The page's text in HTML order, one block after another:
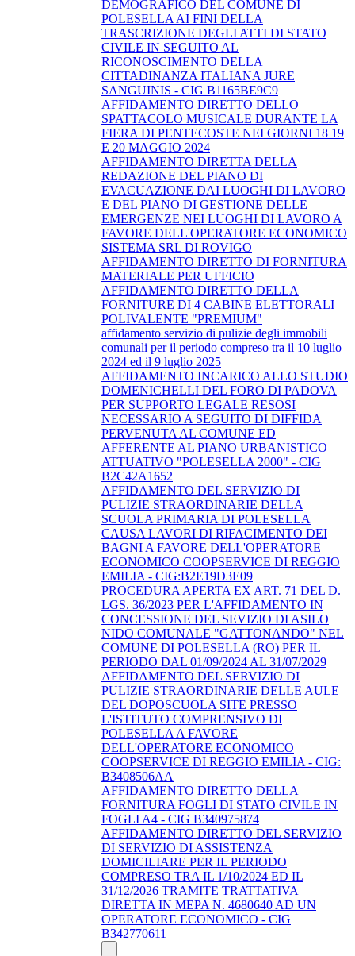
DEMOGRAFICO DEL COMUNE DI
POLESELLA AI FINI DELLA
TRASCRIZIONE DEGLI ATTI DI STATO
CIVILE IN SEGUITO AL
RICONOSCIMENTO DELLA
CITTADINANZA ITALIANA JURE
SANGUINIS - CIG B1165BE9C9
AFFIDAMENTO DIRETTO DELLO
SPATTACOLO MUSICALE DURANTE LA
FIERA DI PENTECOSTE NEI GIORNI 18 19
E 20 MAGGIO 2024
AFFIDAMENTO DIRETTA DELLA
REDAZIONE DEL PIANO DI
EVACUAZIONE DAI LUOGHI DI LAVORO
E DEL PIANO DI GESTIONE DELLE
EMERGENZE NEI LUOGHI DI LAVORO A
FAVORE DELL'OPERATORE ECONOMICO
SISTEMA SRL DI ROVIGO
AFFIDAMENTO DIRETTO DI FORNITURA
MATERIALE PER UFFICIO
AFFIDAMENTO DIRETTO DELLA
FORNITURE DI 4 CABINE ELETTORALI
POLIVALENTE "PREMIUM"
affidamento servizio di pulizie degli immobili
comunali per il periodo compreso tra il 10 luglio
2024 ed il 9 luglio 2025
AFFIDAMENTO INCARICO ALLO STUDIO
DOMENICHELLI DEL FORO DI PADOVA
PER SUPPORTO LEGALE RESOSI
NECESSARIO A SEGUITO DI DIFFIDA
PERVENUTA AL COMUNE ED
AFFERENTE AL PIANO URBANISTICO
ATTUATIVO "POLESELLA 2000" - CIG
B2C42A1652
AFFIDAMENTO DEL SERVIZIO DI
PULIZIE STRAORDINARIE DELLA
SCUOLA PRIMARIA DI POLESELLA
CAUSA LAVORI DI RIFACIMENTO DEI
BAGNI A FAVORE DELL'OPERATORE
ECONOMICO COOPSERVICE DI REGGIO
EMILIA - CIG:B2E19D3E09
PROCEDURA APERTA EX ART. 71 DEL D.
LGS. 36/2023 PER L'AFFIDAMENTO IN
CONCESSIONE DEL SEVIZIO DI ASILO
NIDO COMUNALE "GATTONANDO" NEL
COMUNE DI POLESELLA (RO) PER IL
PERIODO DAL 01/09/2024 AL 31/07/2029
AFFIDAMENTO DEL SERVIZIO DI
PULIZIE STRAORDINARIE DELLE AULE
DEL DOPOSCUOLA SITE PRESSO
L'ISTITUTO COMPRENSIVO DI
POLESELLA A FAVORE
DELL'OPERATORE ECONOMICO
COOPSERVICE DI REGGIO EMILIA - CIG:
B3408506AA
AFFIDAMENTO DIRETTO DELLA
FORNITURA FOGLI DI STATO CIVILE IN
FOGLI A4 - CIG B340975874
AFFIDAMENTO DIRETTO DEL SERVIZIO
DI SERVIZIO DI ASSISTENZA
DOMICILIARE PER IL PERIODO
COMPRESO TRA IL 1/10/2024 ED IL
31/12/2026 TRAMITE TRATTATIVA
DIRETTA IN MEPA N. 4680640 AD UN
OPERATORE ECONOMICO - CIG
B342770611